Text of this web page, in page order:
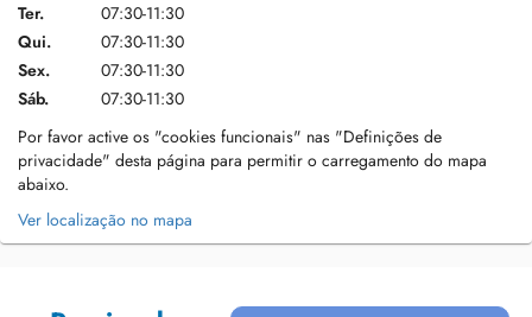
Ter.
07:30-11:30
Qui.
07:30-11:30
Sex.
07:30-11:30
Sáb.
07:30-11:30
Por favor active os "cookies funcionais" nas "Definições de
privacidade" desta página para permitir o carregamento do mapa
abaixo.
Ver localização no mapa